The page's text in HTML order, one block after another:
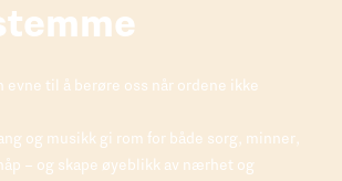
evne til å berøre oss når ordene ikke
og musikk gi rom for både sorg, minner,
– og skape øyeblikk av nærhet og